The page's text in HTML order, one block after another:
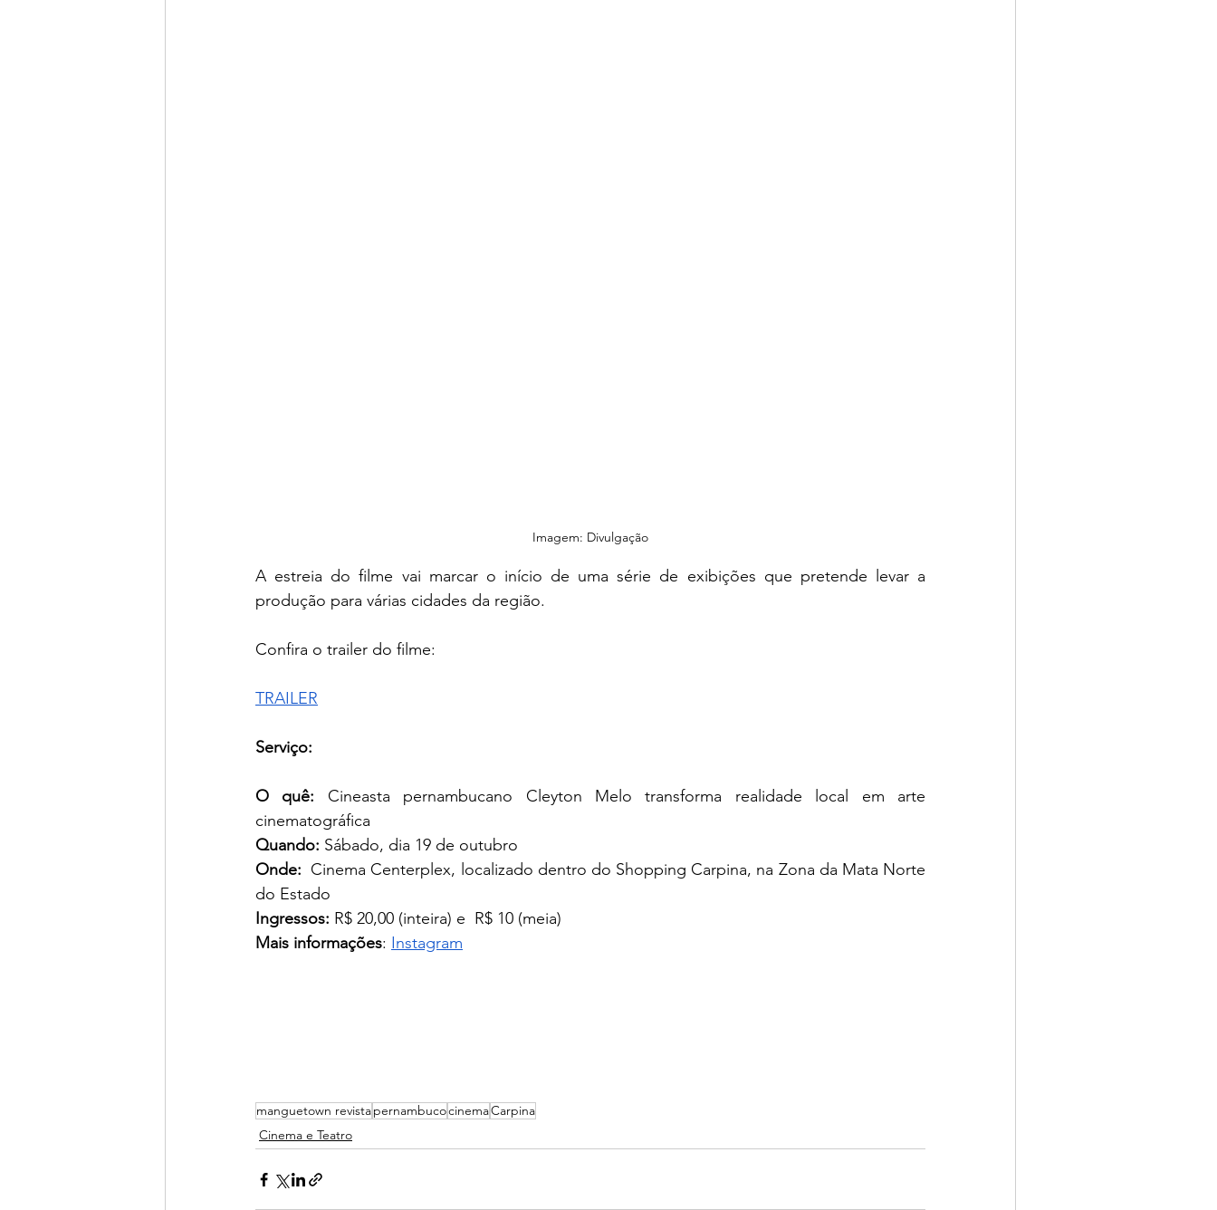
Imagem: Divulgação
A estreia do filme vai marcar o início de uma série de exibições que pretende levar a
produção para várias cidades da região.
Confira o trailer do filme:
TRAILER
Serviço:
O quê: Cineasta pernambucano Cleyton Melo transforma realidade local em arte
cinematográfica
Quando: Sábado, dia 19 de outubro
Onde: Cinema Centerplex, localizado dentro do Shopping Carpina, na Zona da Mata Norte
do Estado
Ingressos: R$ 20,00 (inteira) e  R$ 10 (meia)
Mais informações: Instagram
manguetown revistapernambucocinemaCarpina
Cinema e Teatro